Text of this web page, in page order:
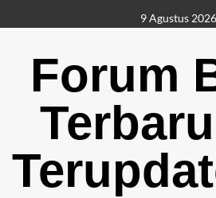
to
9 Agustus 2026
Forum